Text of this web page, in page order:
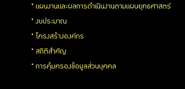
โปร่งใส
และ
ป้องกัน
แผนงานและผลการดำเนินงานตามแผนยุทธศาสตร์
งบประมาณ
โครงสร้างองค์กร
สถิติสำคัญ
การคุ้มครองข้อมูลส่วนบุคคล